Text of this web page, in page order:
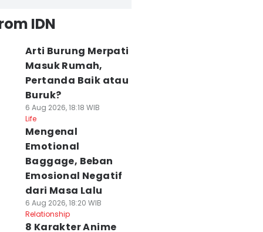
IDN
Arti Burung Merpati
Masuk Rumah,
Pertanda Baik atau
Buruk?
6 Aug 2026, 18:18 WIB
Life
Mengenal
Emotional
Baggage, Beban
Emosional Negatif
dari Masa Lalu
6 Aug 2026, 18:20 WIB
Relationship
8 Karakter Anime